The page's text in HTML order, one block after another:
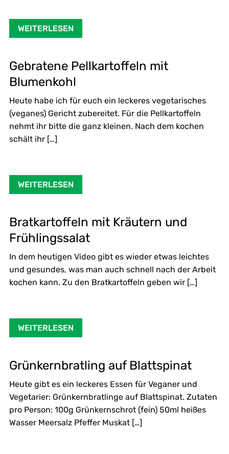
WEITERLESEN
Gebratene Pellkartoffeln mit
Blumenkohl
Heute habe ich für euch ein leckeres vegetarisches
(veganes) Gericht zubereitet. Für die Pellkartoffeln
nehmt ihr bitte die ganz kleinen. Nach dem kochen
schält ihr […]
WEITERLESEN
Bratkartoffeln mit Kräutern und
Frühlingssalat
In dem heutigen Video gibt es wieder etwas leichtes
und gesundes, was man auch schnell nach der Arbeit
kochen kann. Zu den Bratkartoffeln geben wir […]
WEITERLESEN
Grünkernbratling auf Blattspinat
Heute gibt es ein leckeres Essen für Veganer und
Vegetarier: Grünkernbratlinge auf Blattspinat. Zutaten
pro Person: 100g Grünkernschrot (fein) 50ml heißes
Wasser Meersalz Pfeffer Muskat […]